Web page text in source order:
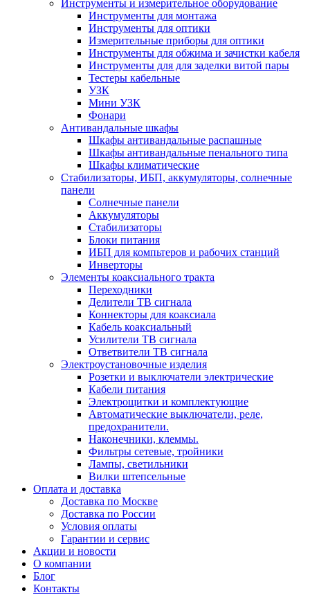
Инструменты и измерительное оборудование
Инструменты для монтажа
Инструменты для оптики
Измерительные приборы для оптики
Инструменты для обжима и зачистки кабеля
Инструменты для для заделки витой пары
Тестеры кабельные
УЗК
Мини УЗК
Фонари
Антивандальные шкафы
Шкафы антивандальные распашные
Шкафы антивандальные пенального типа
Шкафы климатические
Стабилизаторы, ИБП, аккумуляторы, солнечные
панели
Солнечные панели
Аккумуляторы
Стабилизаторы
Блоки питания
ИБП для компьтеров и рабочих станций
Инверторы
Элементы коаксиального тракта
Переходники
Делители ТВ сигнала
Коннекторы для коаксиала
Кабель коаксиальный
Усилители ТВ сигнала
Ответвители ТВ сигнала
Электроустановочные изделия
Розетки и выключатели электрические
Кабели питания
Электрощитки и комплектующие
Автоматические выключатели, реле,
предохранители.
Наконечники, клеммы.
Фильтры сетевые, тройники
Лампы, светильники
Вилки штепсельные
Оплата и доставка
Доставка по Москве
Доставка по России
Условия оплаты
Гарантии и сервис
Акции и новости
О компании
Блог
Контакты